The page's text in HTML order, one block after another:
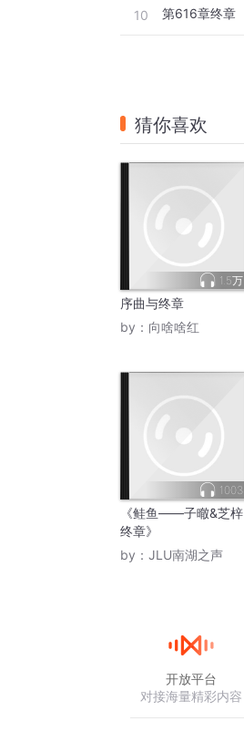
10 第616章终章
猜你喜欢
1.5万
序曲与终章
by： 向啥啥红
1003
《鲑鱼——子㬚&芝梓
终章》
by： JLU南湖之声
开放平台
对接海量精彩内容